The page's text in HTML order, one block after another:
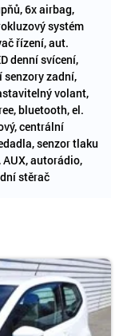
6x airbag,
systém
řízení, aut.
denní svícení,
senzory zadní,
volant,
bluetooth, el.
centrální
senzor tlaku
autorádio,
stěrač